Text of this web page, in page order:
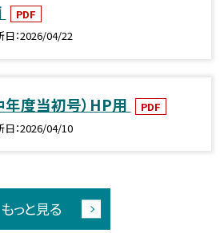
PDF
日 2026/04/22
度当初号）HP用
PDF
日 2026/04/10
もっと見る